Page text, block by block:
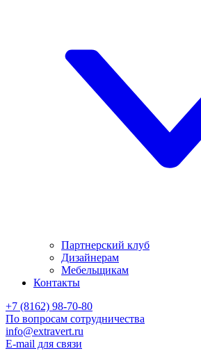
Партнерский клуб
Дизайнерам
Мебельщикам
Контакты
+7 (8162) 98-70-80
По вопросам сотрудничества
info@extravert.ru
E-mail для связи